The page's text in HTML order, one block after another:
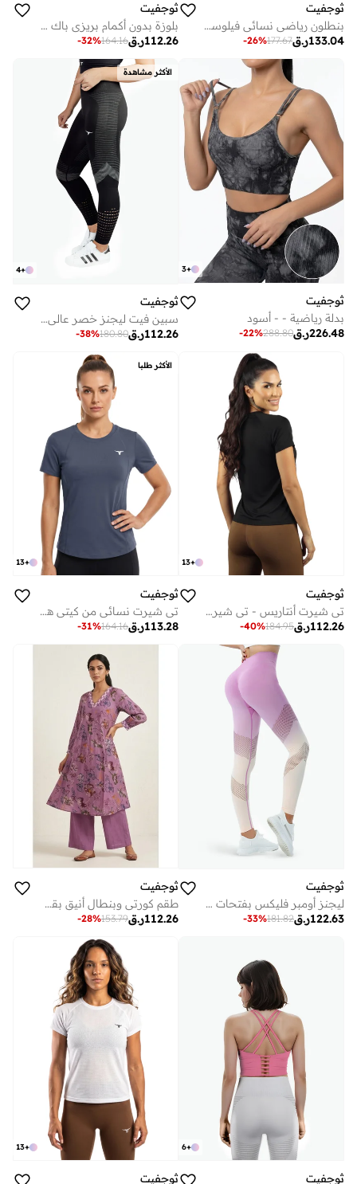
ثوجفيت
بنطلون رياضي نسائي فيلوستي فايبر
ر.ق133.04
177.67
-26%
ثوجفيت
بلوزة بدون أكمام بريزي باك برباط خلفي - أحمر
ر.ق112.26
164.16
-32%
+
3
ثوجفيت
بدلة رياضية - - أسود
ر.ق226.48
288.80
-22%
الأكثر مشاهدة
+
4
ثوجفيت
سبين فيت ليجنز خصر عالي بفتحات - أسود
ر.ق112.26
180.80
-38%
+
13
ثوجفيت
تي شيرت أنتاريس - تي شيرت نسائي - أسود
ر.ق112.26
184.95
-40%
الأكثر طلبا
+
13
ثوجفيت
تي شيرت نسائي من كيتي هوك - أزرق رمادي
ر.ق113.28
164.16
-31%
ثوجفيت
ليجنز أومبر فليكس بفتحات وتدرج لوني بيج
ر.ق122.63
181.82
-33%
ثوجفيت
طقم كورتي وبنطال أنيق بقصّة A-Line بنقوش الزهور باللون البنفسجي (الموف)
ر.ق112.26
153.79
-28%
+
6
ثوجفيت
+
13
ثوجفيت